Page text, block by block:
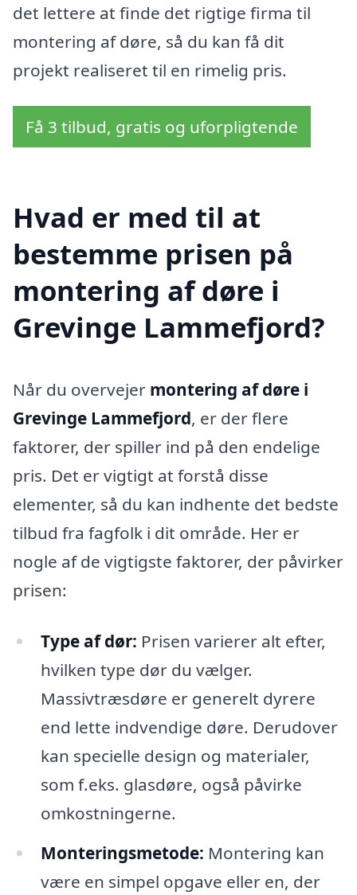
det lettere at finde det rigtige firma til
montering af døre, så du kan få dit
projekt realiseret til en rimelig pris.
Få 3 tilbud, gratis og uforpligtende
Hvad er med til at
bestemme prisen på
montering af døre i
Grevinge Lammefjord?
Når du overvejer montering af døre i
Grevinge Lammefjord, er der flere
faktorer, der spiller ind på den endelige
pris. Det er vigtigt at forstå disse
elementer, så du kan indhente det bedste
tilbud fra fagfolk i dit område. Her er
nogle af de vigtigste faktorer, der påvirker
prisen:
Type af dør: Prisen varierer alt efter,
hvilken type dør du vælger.
Massivtræsdøre er generelt dyrere
end lette indvendige døre. Derudover
kan specielle design og materialer,
som f.eks. glasdøre, også påvirke
omkostningerne.
Monteringsmetode: Montering kan
være en simpel opgave eller en, der